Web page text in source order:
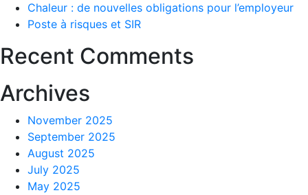
Chaleur : de nouvelles obligations pour l’employeur
Poste à risques et SIR
Recent Comments
Archives
November 2025
September 2025
August 2025
July 2025
May 2025